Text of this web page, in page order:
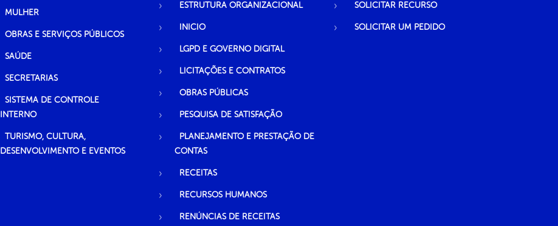
MULHER
OBRAS E SERVIÇOS PÚBLICOS
SAÚDE
SECRETARIAS
SISTEMA DE CONTROLE
INTERNO
TURISMO, CULTURA,
DESENVOLVIMENTO E EVENTOS
ESTRUTURA ORGANIZACIONAL
INICIO
LGPD E GOVERNO DIGITAL
LICITAÇÕES E CONTRATOS
OBRAS PÚBLICAS
PESQUISA DE SATISFAÇÃO
PLANEJAMENTO E PRESTAÇÃO DE
CONTAS
RECEITAS
RECURSOS HUMANOS
RENÚNCIAS DE RECEITAS
SOLICITAR RECURSO
SOLICITAR UM PEDIDO